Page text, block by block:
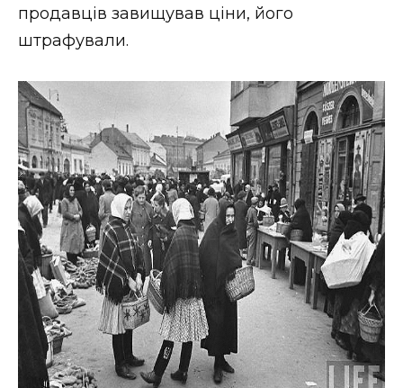
продавців завищував ціни, його
штрафували.